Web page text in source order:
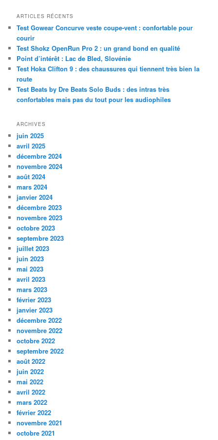
h
r
c
h
e
ARTICLES RÉCENTS
Test Gowear Concurve veste coupe-vent : confortable pour
courir
Test Shokz OpenRun Pro 2 : un grand bond en qualité
Point d’intérêt : Lac de Bled, Slovénie
Test Hoka Clifton 9 : des chaussures qui tiennent très bien la
route
Test Beats by Dre Beats Solo Buds : des intras très
confortables mais pas du tout pour les audiophiles
ARCHIVES
juin 2025
avril 2025
décembre 2024
novembre 2024
août 2024
mars 2024
janvier 2024
décembre 2023
novembre 2023
octobre 2023
septembre 2023
juillet 2023
juin 2023
mai 2023
avril 2023
mars 2023
février 2023
janvier 2023
décembre 2022
novembre 2022
octobre 2022
septembre 2022
août 2022
juin 2022
mai 2022
avril 2022
mars 2022
février 2022
novembre 2021
octobre 2021